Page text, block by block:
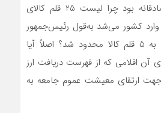
معیشتی برای مردم صادقانه بود چرا لیست 25 قلم کالای
وارد کشور می‌شد به‌قول رئیس‌جمهور
بی‌سروصدا آب رفت و به 5 قلم کالا محدود شد؟ اصلاً آیا
آن اقلامی که از فهرست دریافت ارز
ارتقای معیشت عموم جامعه به